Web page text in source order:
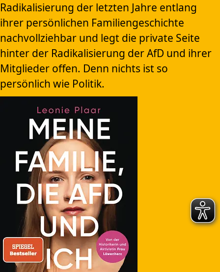
Radikalisierung der letzten Jahre entlang
ihrer persönlichen Familiengeschichte
nachvollziehbar und legt die private Seite
hinter der Radikalisierung der AfD und ihrer
Mitglieder offen. Denn nichts ist so
persönlich wie Politik.